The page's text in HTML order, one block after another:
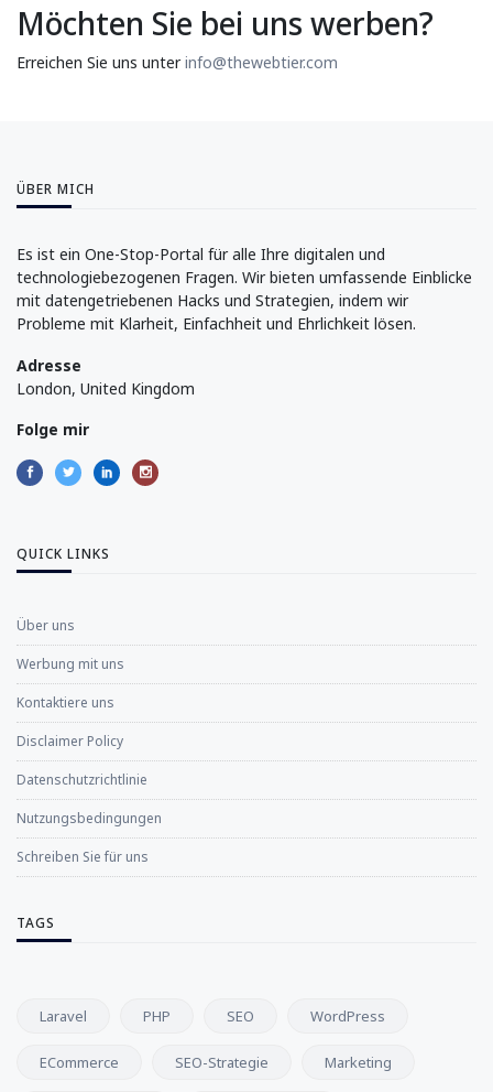
Möchten Sie bei uns werben?
Erreichen Sie uns unterinfo@thewebtier.com
ÜBER MICH
Es ist ein One-Stop-Portal für alle Ihre digitalen und
technologiebezogenen Fragen. Wir bieten umfassende Einblicke
mit datengetriebenen Hacks und Strategien, indem wir
Probleme mit Klarheit, Einfachheit und Ehrlichkeit lösen.
Adresse
London, United Kingdom
Folge mir
QUICK LINKS
Über uns
Werbung mit uns
Kontaktiere uns
Disclaimer Policy
Datenschutzrichtlinie
Nutzungsbedingungen
Schreiben Sie für uns
TAGS
Laravel PHP SEO WordPress
ECommerce SEO-Strategie Marketing